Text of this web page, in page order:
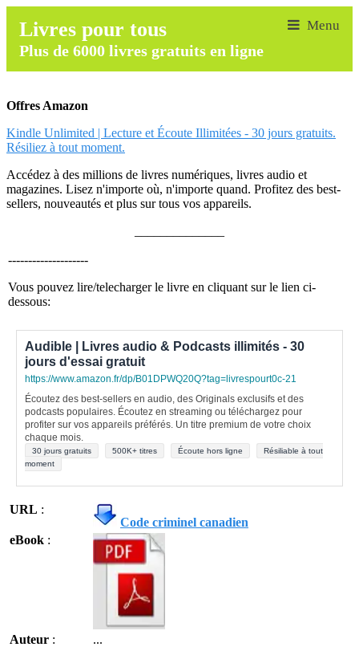
Livres pour tous
Plus de 6000 livres gratuits en ligne
Offres Amazon
Kindle Unlimited | Lecture et Écoute Illimitées - 30 jours gratuits.
Résiliez à tout moment.
Accédez à des millions de livres numériques, livres audio et
magazines. Lisez n'importe où, n'importe quand. Profitez des best-
sellers, nouveautés et plus sur tous vos appareils.
--------------------
Vous pouvez lire/telecharger le livre en cliquant sur le lien ci-
dessous:
Audible | Livres audio & Podcasts illimités - 30
jours d'essai gratuit
https://www.amazon.fr/dp/B01DPWQ20Q?tag=livrespourt0c-21
Écoutez des best-sellers en audio, des Originals exclusifs et des
podcasts populaires. Écoutez en streaming ou téléchargez pour
profiter sur vos appareils préférés. Un titre premium de votre choix
chaque mois.
30 jours gratuits 500K+ titres Écoute hors ligne
Résiliable à tout
moment
URL :
Code criminel canadien
eBook :
Auteur :
...